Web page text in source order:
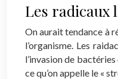
Les radicaux
On aurait tendance à
l’organisme. Les
l’invasion de
ce qu’on appelle le «